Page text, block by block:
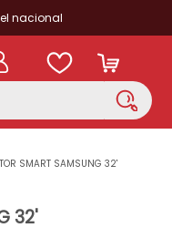
nacional
SMART SAMSUNG 32'
32'